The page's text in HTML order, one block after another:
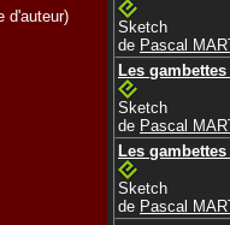
d'auteur)
Sketch
de Pascal
Les
Sketch
de Pascal
Les
Sketch
de Pascal